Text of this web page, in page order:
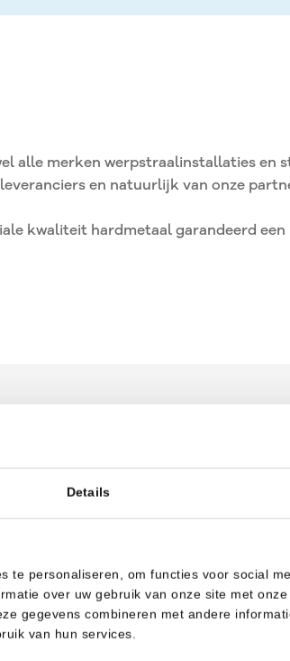
Details
te personaliseren, om functies voor social
over uw gebruik van onze site met
gegevens combineren met andere
van hun services.
alle merken werpstraalinstallaties en
en natuurlijk van onze
kwaliteit hardmetaal garandeerd